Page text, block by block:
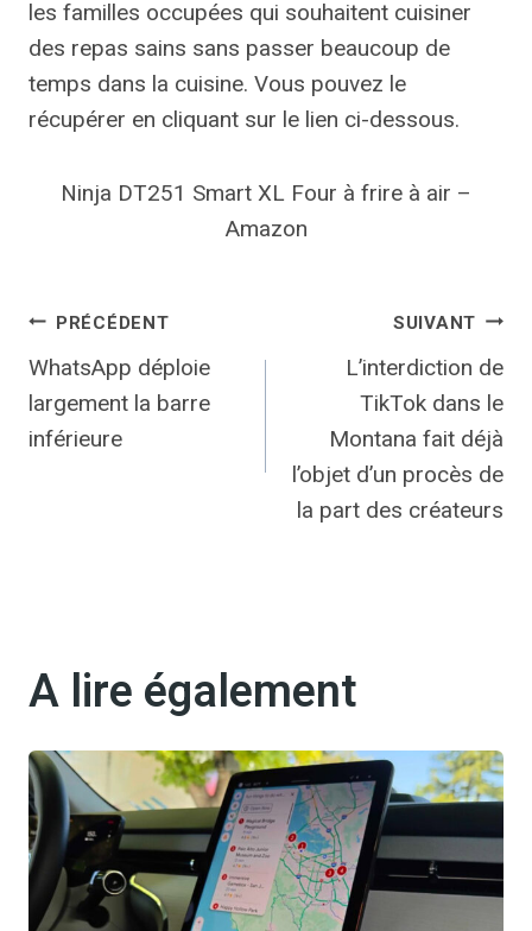
les familles occupées qui souhaitent cuisiner
des repas sains sans passer beaucoup de
temps dans la cuisine. Vous pouvez le
récupérer en cliquant sur le lien ci-dessous.
Ninja DT251 Smart XL Four à frire à air –
Amazon
Navigation
de
l’article
PRÉCÉDENT
WhatsApp déploie
largement la barre
inférieure
SUIVANT
L’interdiction de
TikTok dans le
Montana fait déjà
l’objet d’un procès de
la part des créateurs
A lire également